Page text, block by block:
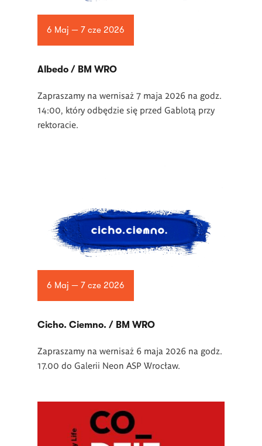
6 Maj — 7 cze 2026
Albedo / BM WRO
Zapraszamy na wernisaż 7 maja 2026 na godz.
14:00, który odbędzie się przed Gablotą przy
rektoracie.
6 Maj — 7 cze 2026
Cicho. Ciemno. / BM WRO
Zapraszamy na wernisaż 6 maja 2026 na godz.
17.00 do Galerii Neon ASP Wrocław.